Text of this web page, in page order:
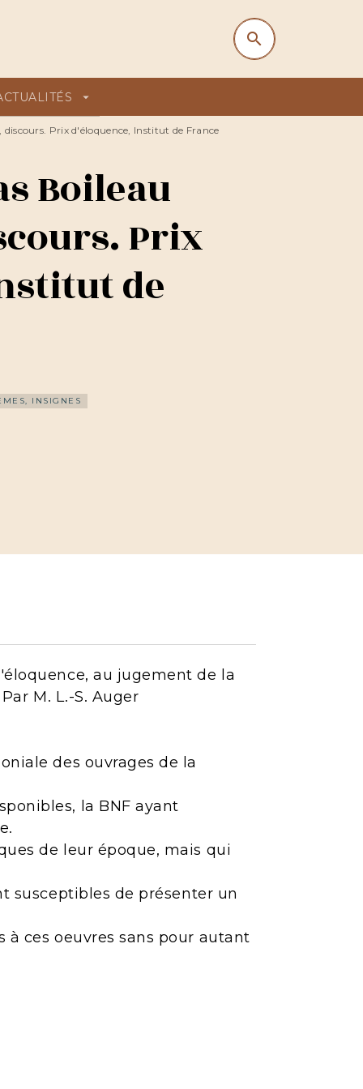
search
arrow_drop_down
search
discours. Prix d'éloquence, Institut de France
Boileau
Prix
de
INSIGNES
au jugement de la
M. L.-S. Auger
des ouvrages de la
la BNF ayant
de leur époque, mais qui
susceptibles de présenter un
ces oeuvres sans pour autant